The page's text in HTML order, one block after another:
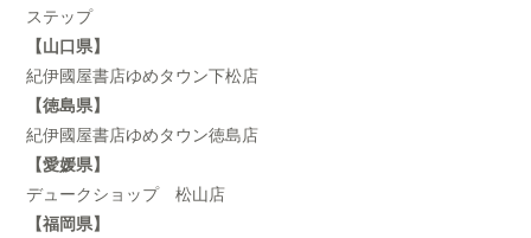
ステップ
【山口県】
紀伊國屋書店ゆめタウン下松店
【徳島県】
紀伊國屋書店ゆめタウン徳島店
【愛媛県】
デュークショップ 松山店
【福岡県】